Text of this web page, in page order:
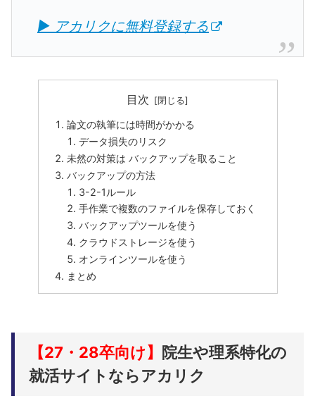
▶ アカリクに無料登録する
目次
論文の執筆には時間がかかる
データ損失のリスク
未然の対策は バックアップを取ること
バックアップの方法
3-2-1ルール
手作業で複数のファイルを保存しておく
バックアップツールを使う
クラウドストレージを使う
オンラインツールを使う
まとめ
【27・28卒向け】
院生や理系特化の
就活サイトならアカリク